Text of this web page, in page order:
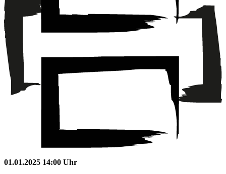
01.01.2025 14:00 Uhr